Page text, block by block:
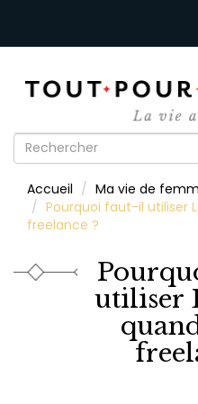
Formulaire
recherche
Accueil Ma vie de
Pourquoi faut-il utiliser
freelance ?
utiliser